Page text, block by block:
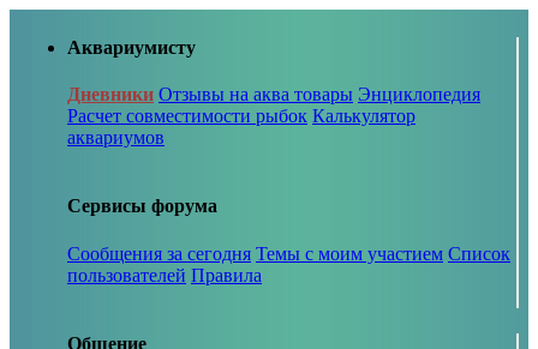
Аквариумисту
Дневники Отзывы на аква товары Энциклопедия
Расчет совместимости рыбок Калькулятор
аквариумов
Сервисы форума
Сообщения за сегодня Темы с моим участием Список
пользователей Правила
Общение